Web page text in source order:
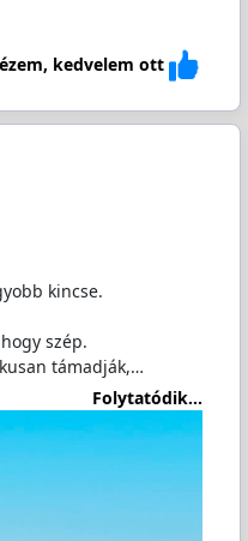
kedvelem ott
kincse.
szép.
támadják,…
Folytatódik...